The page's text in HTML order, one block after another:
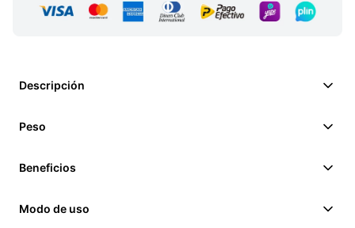
Descripción
Peso
Beneficios
Modo de uso